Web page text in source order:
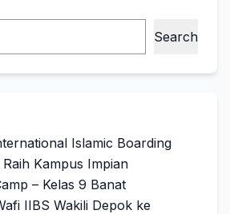
Search
Islamic Boarding
Kampus Impian
– Kelas 9 Banat
IIBS Wakili Depok ke